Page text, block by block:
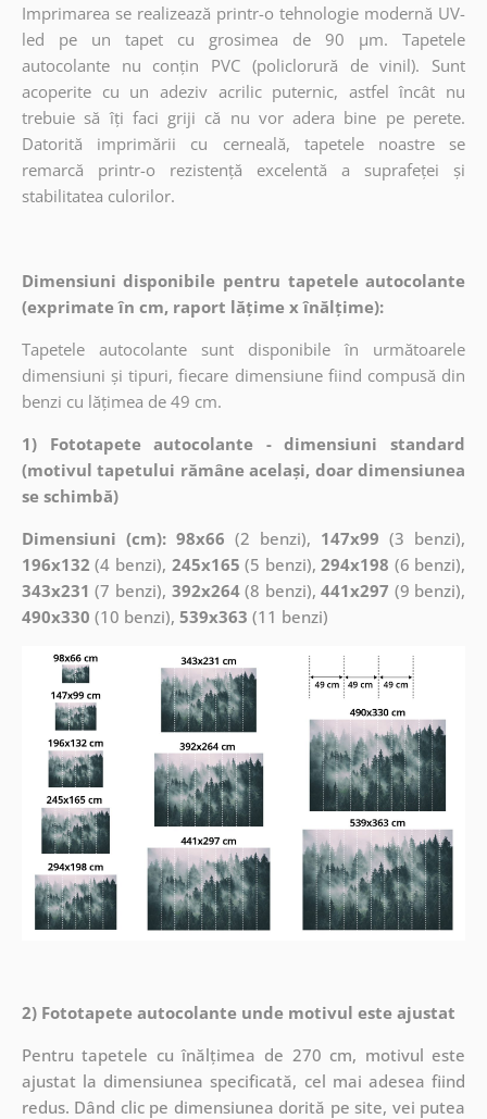
Imprimarea se realizează printr-o tehnologie modernă UV-
led pe un tapet cu grosimea de 90 µm. Tapetele
autocolante nu conțin PVC (policlorură de vinil). Sunt
acoperite cu un adeziv acrilic puternic, astfel încât nu
trebuie să îți faci griji că nu vor adera bine pe perete.
Datorită imprimării cu cerneală, tapetele noastre se
remarcă printr-o rezistență excelentă a suprafeței și
stabilitatea culorilor.
Dimensiuni disponibile pentru tapetele autocolante
(exprimate în cm, raport lățime x înălțime):
Tapetele autocolante sunt disponibile în următoarele
dimensiuni și tipuri, fiecare dimensiune fiind compusă din
benzi cu lățimea de 49 cm.
1) Fototapete autocolante - dimensiuni standard
(motivul tapetului rămâne același, doar dimensiunea
se schimbă)
Dimensiuni (cm): 98x66 (2 benzi), 147x99 (3 benzi),
196x132 (4 benzi), 245x165 (5 benzi),294x198 (6 benzi),
343x231 (7 benzi), 392x264(8 benzi),441x297 (9 benzi),
490x330 (10 benzi), 539x363 (11 benzi)
2) Fototapete autocolante unde motivul este ajustat
Pentru tapetele cu înălțimea de 270 cm, motivul este
ajustat la dimensiunea specificată, cel mai adesea fiind
redus. Dând clic pe dimensiunea dorită pe site, vei putea